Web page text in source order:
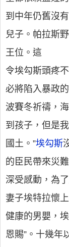
到中年仍舊沒
兒子。帕拉斯
王位。這
令埃勾斯頭疼
必將陷入暴政
波賽冬祈禱，
到孩子，但是
國土。”埃勾斯
的臣民帶來災
深受感動，為
妻子埃特拉懷
健康的男嬰，
恩賜”。十幾年